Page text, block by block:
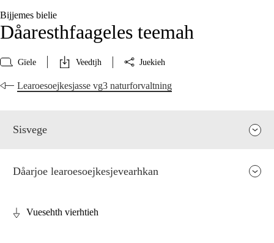
Bijjemes bielie
Dåaresthfaageles teemah
Gïele Veedtjh Juekieh
Learoesoejkesjasse vg3 naturforvaltning
Sisvege
Dåarjoe learoesoejkesjevearhkan
Vuesehth vierhtieh